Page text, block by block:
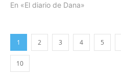
En «El diario de Dana»
1 2 3 4 5
10